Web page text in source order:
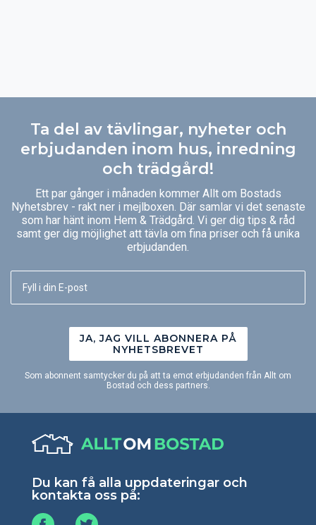
Ta del av tävlingar, nyheter och
erbjudanden inom hus, inredning
och trädgård!
Ett par gånger i månaden kommer Allt om Bostads
Nyhetsbrev - rakt ner i mejlboxen. Där samlar vi det senaste
som har hänt inom Hem & Trädgård. Vi ger dig tips & råd
samt ger dig möjlighet att tävla om fina priser och få unika
erbjudanden.
JA, JAG VILL ABONNERA PÅ
NYHETSBREVET
Som abonnent samtycker du på att ta emot erbjudanden från Allt om
Bostad och dess partners.
Du kan få alla uppdateringar och
kontakta oss på: